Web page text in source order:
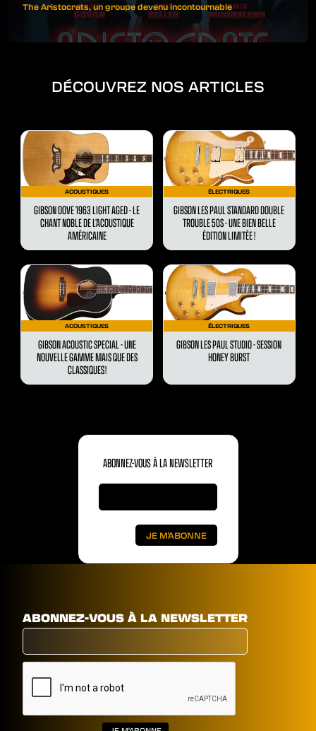
The Aristocrats, un groupe devenu incontournable
DÉCOUVREZ NOS ARTICLES
ACOUSTIQUES
GIBSON DOVE 1963 LIGHT AGED - LE
CHANT NOBLE DE L’ACOUSTIQUE
AMÉRICAINE
ÉLECTRIQUES
GIBSON LES PAUL STANDARD DOUBLE
TROUBLE 50S - UNE BIEN BELLE
ÉDITION LIMITÉE !
ACOUSTIQUES
GIBSON ACOUSTIC SPECIAL - UNE
NOUVELLE GAMME MAIS QUE DES
CLASSIQUES !
ÉLECTRIQUES
GIBSON LES PAUL STUDIO - SESSION
HONEY BURST
ABONNEZ-VOUS À LA NEWSLETTER
ABONNEZ-VOUS À LA NEWSLETTER